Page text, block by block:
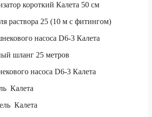
короткий Калета 50 см
25 (10 м с фитингом)
насоса D6-3 Калета
шланг 25 метров
насоса D6-3 Калета
Калета
Калета